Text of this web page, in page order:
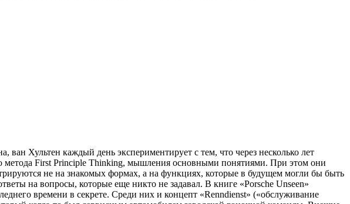
Хультен каждый день экспериментирует с тем, что через несколько лет
метода First Principle Thinking, мышления основными понятиями. При этом они
не на знакомых формах, а на функциях, которые в будущем могли бы быть
на вопросы, которые еще никто не задавал. В книге «Porsche Unseen»
времени в секрете. Среди них и концепт «Renndienst» («обслуживание